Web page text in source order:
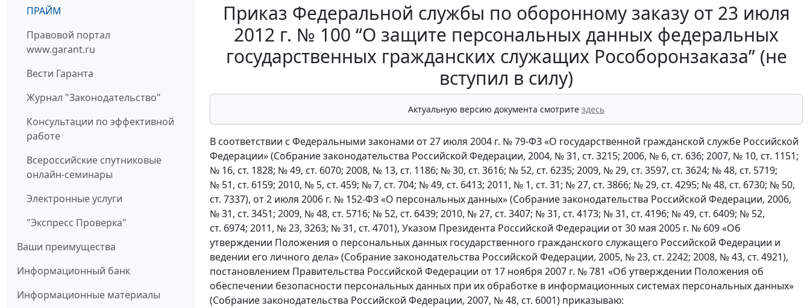
ПРАЙМ
Правовой портал
www.garant.ru
Вести Гаранта
Журнал "Законодательство"
Консультации по эффективной
работе
Всероссийские спутниковые
онлайн-семинары
Электронные услуги
"Экспресс Проверка"
Ваши преимущества
Информационный банк
Информационные материалы
Приказ Федеральной службы по оборонному заказу от 23 июля
2012 г. № 100 “О защите персональных данных федеральных
государственных гражданских служащих Рособоронзаказа” (не
вступил в силу)
Актуальную версию документа смотрите здесь
В соответствии с Федеральными законами от 27 июля 2004 г. № 79-ФЗ «О государственной гражданской службе Российской
Федерации» (Собрание законодательства Российской Федерации, 2004, № 31, ст. 3215; 2006, № 6, ст. 636; 2007, № 10, ст. 1151;
№ 16, ст. 1828; № 49, ст. 6070; 2008, № 13, ст. 1186; № 30, ст. 3616; № 52, ст. 6235; 2009, № 29, ст. 3597, ст. 3624; № 48, ст. 5719;
№ 51, ст. 6159; 2010, № 5, ст. 459; № 7, ст. 704; № 49, ст. 6413; 2011, № 1, ст. 31; № 27, ст. 3866; № 29, ст. 4295; № 48, ст. 6730; № 50,
ст. 7337), от 2 июля 2006 г. № 152-ФЗ «О персональных данных» (Собрание законодательства Российской Федерации, 2006,
№ 31, ст. 3451; 2009, № 48, ст. 5716; № 52, ст. 6439; 2010, № 27, ст. 3407; № 31, ст. 4173; № 31, ст. 4196; № 49, ст. 6409; № 52,
ст. 6974; 2011, № 23, 3263; № 31, ст. 4701), Указом Президента Российской Федерации от 30 мая 2005 г. № 609 «Об
утверждении Положения о персональных данных государственного гражданского служащего Российской Федерации и
ведении его личного дела» (Собрание законодательства Российской Федерации, 2005, № 23, ст. 2242; 2008, № 43, ст. 4921),
постановлением Правительства Российской Федерации от 17 ноября 2007 г. № 781 «Об утверждении Положения об
обеспечении безопасности персональных данных при их обработке в информационных системах персональных данных»
(Собрание законодательства Российской Федерации, 2007, № 48, ст. 6001) приказываю: